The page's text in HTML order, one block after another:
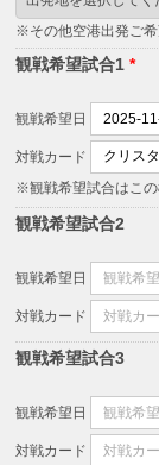
※その他空港出発ご希
観戦希望試合1*
観戦希望日
対戦カード
※観戦希望試合はこの
観戦希望試合2
観戦希望日
対戦カード
観戦希望試合3
観戦希望日
対戦カード